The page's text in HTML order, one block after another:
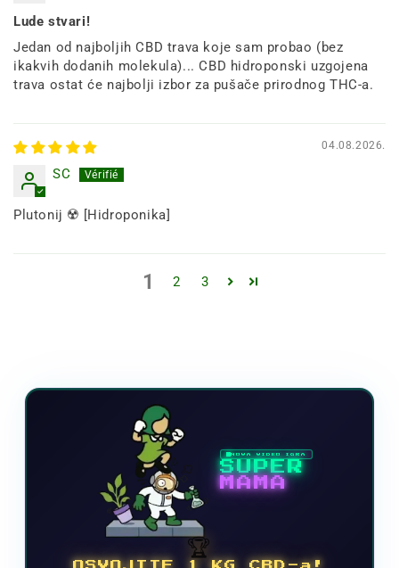
Lude stvari!
Jedan od najboljih CBD trava koje sam probao (bez
ikakvih dodanih molekula)... CBD hidroponski uzgojena
trava ostat će najbolji izbor za pušače prirodnog THC-a.
04.08.2026.
SC
Plutonij ☢️ [Hidroponika]
1 2 3
NOVA VIDEO IGRA
SUPER
MAMA
🏆
OSVOJITE 1 KG CBD-a!